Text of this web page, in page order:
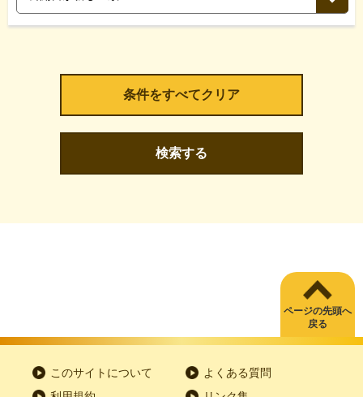
検索する
ページの先頭へ
戻る
このサイトについて
よくある質問